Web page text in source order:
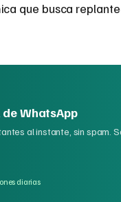
que busca
WhatsApp
al instante, sin spam.
diarias